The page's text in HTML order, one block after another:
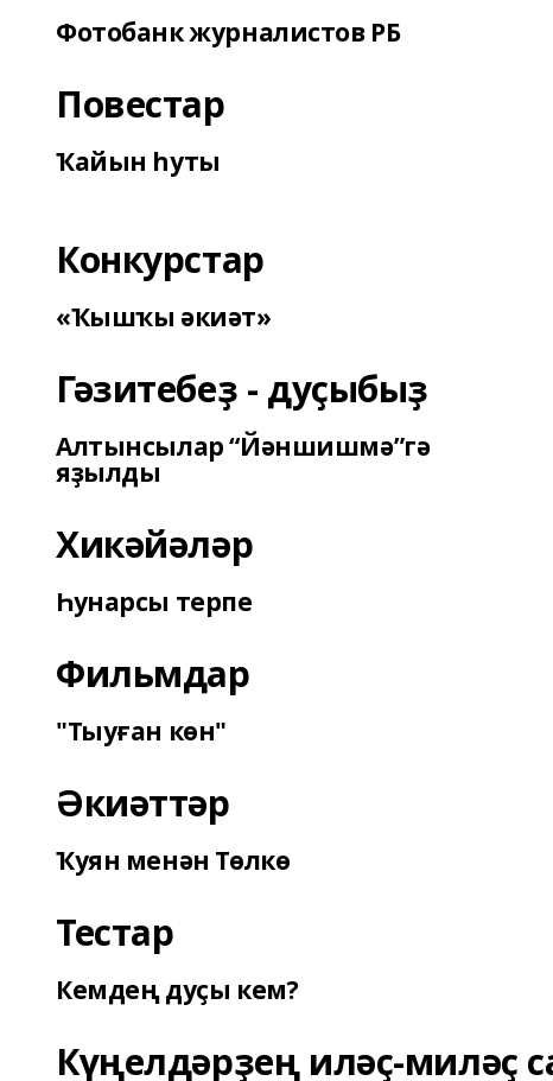
Фотобанк журналистов РБ
Повестар
Ҡайын һуты
Конкурстар
«Ҡышҡы әкиәт»
Гәзитебеҙ - дуҫыбыҙ
Алтынсылар “Йәншишмә”гә
яҙылды
Хикәйәләр
Һунарсы терпе
Фильмдар
"Тыуған көн"
Әкиәттәр
Ҡуян менән Төлкө
Тестар
Кемдең дуҫы кем?
Күңелдәрҙең иләҫ-миләҫ